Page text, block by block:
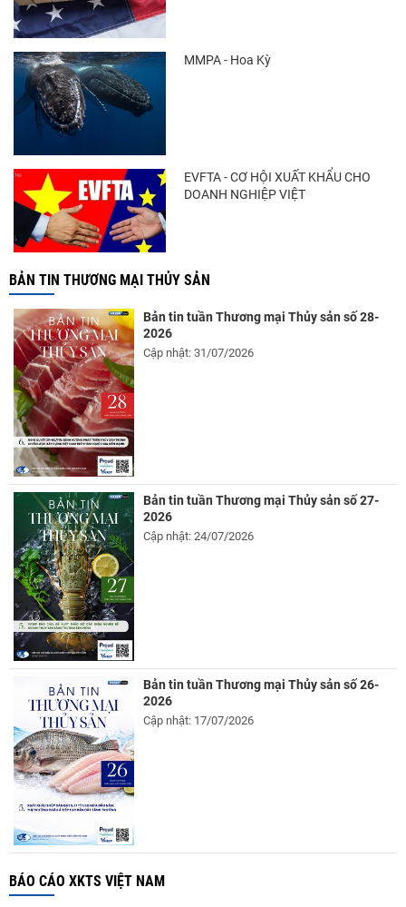
MMPA - Hoa Kỳ
EVFTA - CƠ HỘI XUẤT KHẨU CHO
DOANH NGHIỆP VIỆT
BẢN TIN THƯƠNG MẠI THỦY SẢN
Bản tin tuần Thương mại Thủy sản số 28-
2026
Cập nhật: 31/07/2026
Bản tin tuần Thương mại Thủy sản số 27-
2026
Cập nhật: 24/07/2026
Bản tin tuần Thương mại Thủy sản số 26-
2026
Cập nhật: 17/07/2026
BÁO CÁO XKTS VIỆT NAM